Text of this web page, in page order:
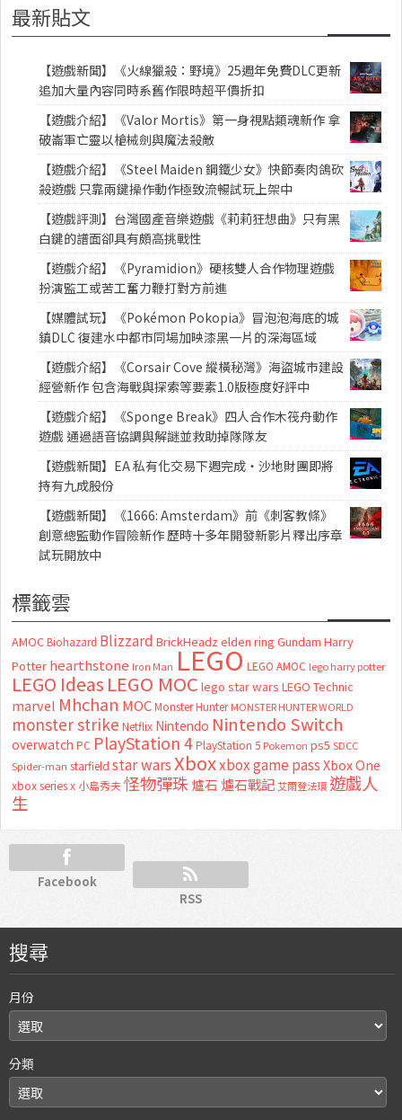
最新貼文
【遊戲新聞】《火線獵殺：野境》25週年免費DLC更新
追加大量內容同時系舊作限時超平價折扣
【遊戲介紹】《Valor Mortis》第一身視點類魂新作 拿
破崙軍亡靈以槍械劍與魔法殺敵
【遊戲介紹】《Steel Maiden 鋼鐵少女》快節奏肉鴿砍
殺遊戲 只靠兩鍵操作動作極致流暢試玩上架中
【遊戲評測】台灣國產音樂遊戲《莉莉狂想曲》只有黑
白鍵的譜面卻具有頗高挑戰性
【遊戲介紹】《Pyramidion》硬核雙人合作物理遊戲
扮演監工或苦工奮力鞭打對方前進
【媒體試玩】《Pokémon Pokopia》冒泡泡海底的城
鎮DLC 復建水中都市同場加映漆黑一片的深海區域
【遊戲介紹】《Corsair Cove 縱橫秘灣》海盜城市建設
經營新作 包含海戰與探索等要素1.0版極度好評中
【遊戲介紹】《Sponge Break》四人合作木筏舟動作
遊戲 通過語音協調與解謎並救助掉隊隊友
【遊戲新聞】EA 私有化交易下週完成・沙地財團即將
持有九成股份
【遊戲新聞】《1666: Amsterdam》前《刺客教條》
創意總監動作冒險新作 歷時十多年開發新影片釋出序章
試玩開放中
標籤雲
AMOC Biohazard Blizzard BrickHeadz elden ring Gundam Harry
Potter hearthstone Iron Man LEGO LEGO AMOC lego harry potter
LEGO Ideas LEGO MOC lego star wars LEGO Technic
marvel Mhchan MOC Monster Hunter MONSTER HUNTER WORLD
monster strike Netflix Nintendo Nintendo Switch
overwatch PC PlayStation 4 PlayStation 5 Pokemon ps5 SDCC
Spider-man starfield star wars Xboxxbox game passXbox One
xbox series x 小島秀夫怪物彈珠 爐石 爐石戰記艾爾登法環 遊戲人
生
Facebook
RSS
搜尋
月份
分類